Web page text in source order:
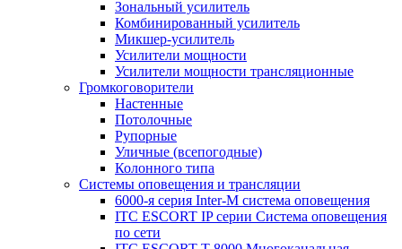
Зональный усилитель
Комбинированный усилитель
Микшер-усилитель
Усилители мощности
Усилители мощности трансляционные
Громкоговорители
Настенные
Потолочные
Рупорные
Уличные (всепогодные)
Колонного типа
Системы оповещения и трансляции
6000-я серия Inter-M система оповещения
ITC ESCORT IP серии Система оповещения
по сети